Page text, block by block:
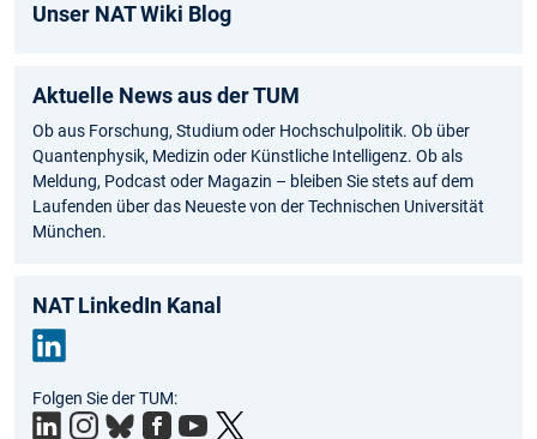
Unser NAT Wiki Blog
Aktuelle News aus der TUM
Ob aus Forschung, Studium oder Hochschulpolitik. Ob über
Quantenphysik, Medizin oder Künstliche Intelligenz. Ob als
Meldung, Podcast oder Magazin – bleiben Sie stets auf dem
Laufenden über das Neueste von der Technischen Universität
München.
NAT LinkedIn Kanal
edIn
Folgen Sie der TUM: